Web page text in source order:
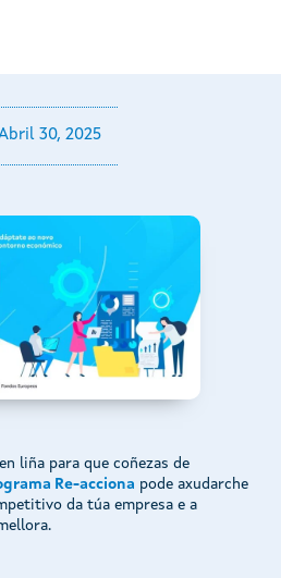
30, 2025
liña para que coñezas de
Re-acciona pode axudarche
da túa empresa e a